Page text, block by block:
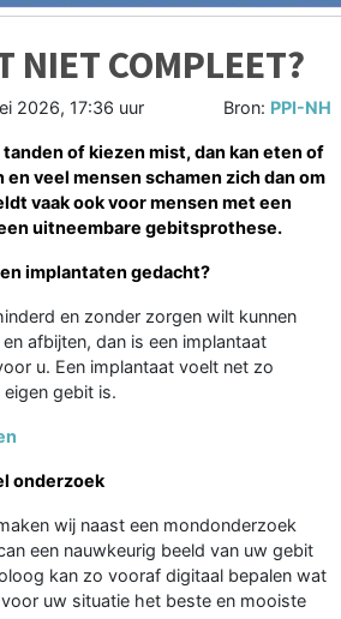
NIET COMPLEET?
2026, 17:36 uur Bron: PPI-NH
of kiezen mist, dan kan eten of
veel mensen schamen zich dan om
vaak ook voor mensen met een
uitneembare gebitsprothese.
implantaten gedacht?
en zonder zorgen wilt kunnen
afbijten, dan is een implantaat
u. Een implantaat voelt net zo
gebit is.
onderzoek
wij naast een mondonderzoek
een nauwkeurig beeld van uw gebit
kan zo vooraf digitaal bepalen wat
uw situatie het beste en mooiste